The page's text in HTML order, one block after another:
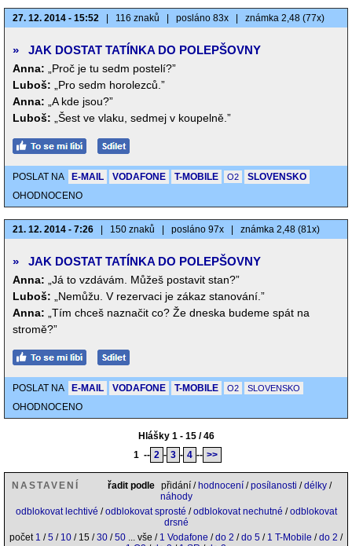
27. 12. 2014 - 15:52 116 znaků posláno 83x známka 2,48 (77x)
» JAK DOSTAT TATÍNKA DO POLEPŠOVNY
Anna:
„Proč je tu sedm postelí?”
Luboš:
„Pro sedm horolezců.”
Anna:
„A kde jsou?”
Luboš:
„Šest ve vlaku, sedmej v koupelně.”
POSLAT NA E-MAIL VODAFONE T-MOBILE O2
SLOVENSKO
OHODNOCENO
21. 12. 2014 - 7:26 150 znaků posláno 97x známka 2,48 (81x)
» JAK DOSTAT TATÍNKA DO POLEPŠOVNY
Anna:
„Já to vzdávám. Můžeš postavit stan?”
Luboš:
„Nemůžu. V rezervaci je zákaz stanování.”
Anna:
„Tím chceš naznačit co? Že dneska budeme spát na
stromě?”
POSLAT NA E-MAIL VODAFONE T-MOBILE O2 SLOVENSKO
OHODNOCENO
Hlášky 1 - 15 / 46
1 -- 2 - 3 - 4 -- >>
NASTAVENÍ řadit podle přidání / hodnocení /posílanosti /délky /
náhody
odblokovat lechtivé /odblokovat sprosté /odblokovat nechutné /odblokovat
drsné
počet 1 /5 / 10 / 15 /30 /50 ... vše / 1 Vodafone /do 2 /do 5 / 1 T-Mobile /do 2 /